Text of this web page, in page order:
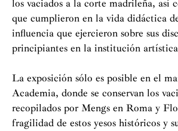
los vaciados a la corte madrileña, así
que cumplieron en la vida didáctica
influencia que ejercieron sobre sus
principiantes en la institución
La exposición sólo es posible en el
Academia, donde se conservan los
recopilados por Mengs en Roma y
fragilidad de estos yesos históricos y